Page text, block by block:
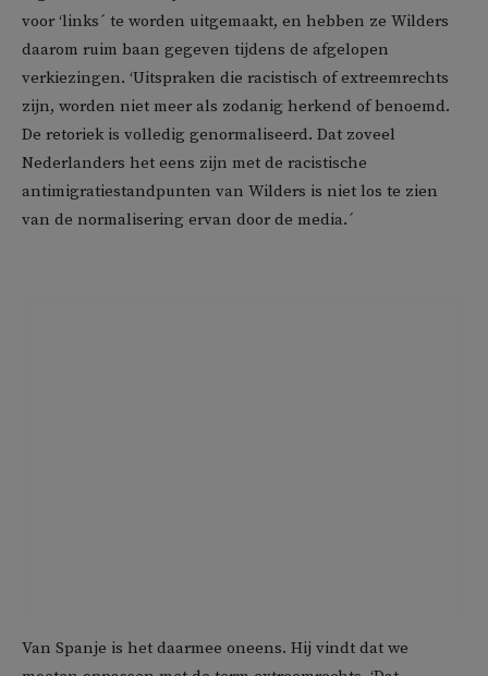
voor ‘links´ te worden uitgemaakt, en hebben ze Wilders
daarom ruim baan gegeven tijdens de afgelopen
verkiezingen. ‘Uitspraken die racistisch of extreemrechts
zijn, worden niet meer als zodanig herkend of benoemd.
De retoriek is volledig genormaliseerd. Dat zoveel
Nederlanders het eens zijn met de racistische
antimigratiestandpunten van Wilders is niet los te zien
van de normalisering ervan door de media.´
Van Spanje is het daarmee oneens. Hij vindt dat we